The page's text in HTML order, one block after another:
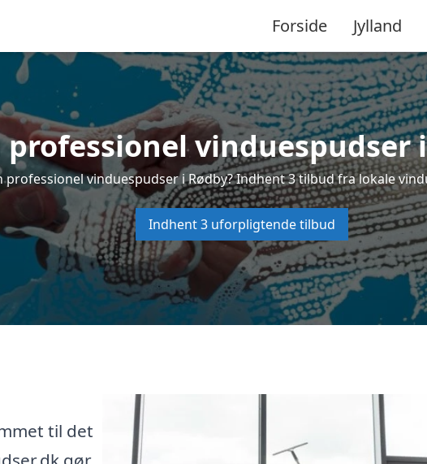
Forside Jylland
professionel vinduespudser
professionel vinduespudser i Rødby? Indhent 3 tilbud fra lokale
Indhent 3 uforpligtende tilbud
til det